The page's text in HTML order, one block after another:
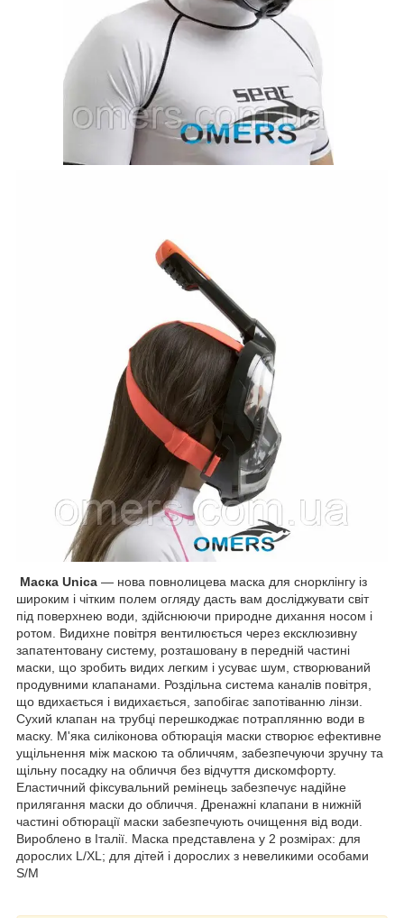
Маска Unica — нова повнолицева маска для снорклінгу із
широким і чітким полем огляду дасть вам досліджувати світ
під поверхнею води, здійснюючи природне дихання носом і
ротом. Видихне повітря вентилюється через ексклюзивну
запатентовану систему, розташовану в передній частині
маски, що зробить видих легким і усуває шум, створюваний
продувними клапанами. Роздільна система каналів повітря,
що вдихається і видихається, запобігає запотіванню лінзи.
Сухий клапан на трубці перешкоджає потраплянню води в
маску. М'яка силіконова обтюрація маски створює ефективне
ущільнення між маскою та обличчям, забезпечуючи зручну та
щільну посадку на обличчя без відчуття дискомфорту.
Еластичний фіксувальний ремінець забезпечує надійне
прилягання маски до обличчя. Дренажні клапани в нижній
частині обтюрації маски забезпечують очищення від води.
Вироблено в Італії. Маска представлена у 2 розмірах: для
дорослих L/XL; для дітей і дорослих з невеликими особами
S/M